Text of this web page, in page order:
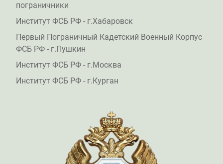
пограничники
Институт ФСБ РФ - г.Хабаровск
Первый Пограничный Кадетский Военный Корпус
ФСБ РФ - г.Пушкин
Институт ФСБ РФ - г.Москва
Институт ФСБ РФ - г.Курган